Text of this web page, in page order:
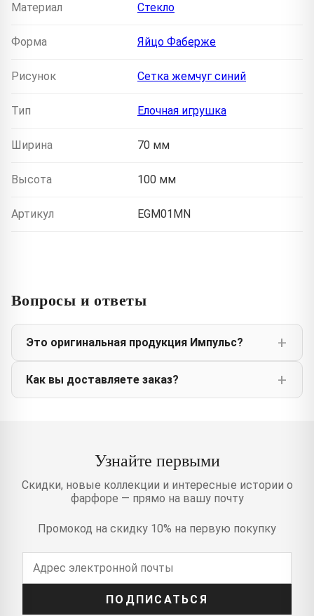
Материал Стекло
Форма Яйцо Фаберже
Рисунок Сетка жемчуг синий
Тип Елочная игрушка
Ширина 70 мм
Высота 100 мм
Артикул EGM01MN
Вопросы и ответы
Это оригинальная продукция Импульс?
Как вы доставляете заказ?
Узнайте первыми
Скидки, новые коллекции и интересные истории о
фарфоре — прямо на вашу почту
Промокод на скидку 10% на первую покупку
ПОДПИСАТЬСЯ